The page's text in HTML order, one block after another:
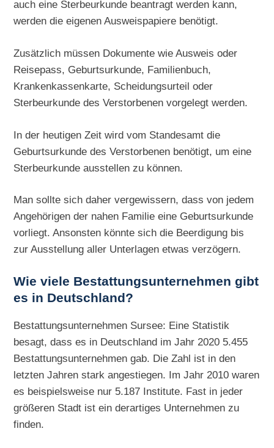
auch eine Sterbeurkunde beantragt werden kann,
werden die eigenen Ausweispapiere benötigt.
Zusätzlich müssen Dokumente wie Ausweis oder
Reisepass, Geburtsurkunde, Familienbuch,
Krankenkassenkarte, Scheidungsurteil oder
Sterbeurkunde des Verstorbenen vorgelegt werden.
In der heutigen Zeit wird vom Standesamt die
Geburtsurkunde des Verstorbenen benötigt, um eine
Sterbeurkunde ausstellen zu können.
Man sollte sich daher vergewissern, dass von jedem
Angehörigen der nahen Familie eine Geburtsurkunde
vorliegt. Ansonsten könnte sich die Beerdigung bis
zur Ausstellung aller Unterlagen etwas verzögern.
Wie viele Bestattungsunternehmen gibt
es in Deutschland?
Bestattungsunternehmen Sursee: Eine Statistik
besagt, dass es in Deutschland im Jahr 2020 5.455
Bestattungsunternehmen gab. Die Zahl ist in den
letzten Jahren stark angestiegen. Im Jahr 2010 waren
es beispielsweise nur 5.187 Institute. Fast in jeder
größeren Stadt ist ein derartiges Unternehmen zu
finden.